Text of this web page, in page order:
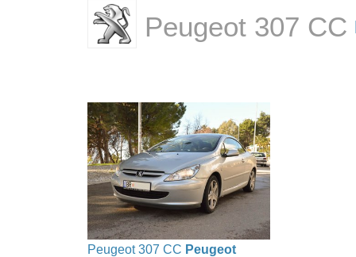
Peugeot 307 CC
Peugeot 307 CC Peugeot